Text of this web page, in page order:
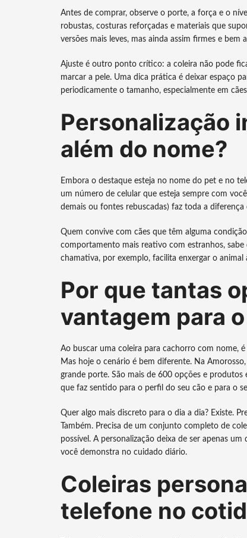
Antes de comprar, observe o porte, a força e o
robustas, costuras reforçadas e materiais que
versões mais leves, mas ainda assim firmes e bem
Ajuste é outro ponto crítico: a coleira não pode
marcar a pele. Uma dica prática é deixar espaço
periodicamente o tamanho, especialmente em
Personalização
além do nome?
Embora o destaque esteja no nome do pet e no
um número de celular que esteja sempre com
demais ou fontes rebuscadas) faz toda a
Quem convive com cães que têm alguma
comportamento mais reativo com estranhos,
chamativa, por exemplo, facilita enxergar o
Por que tantas
vantagem para
Ao buscar uma coleira para cachorro com nome,
Mas hoje o cenário é bem diferente. Na
grande porte. São mais de 600 opções e
que faz sentido para o perfil do seu cão e para o
Quer algo mais discreto para o dia a dia? Existe.
Também. Precisa de um conjunto completo de
possível. A personalização deixa de ser apenas
você demonstra no cuidado diário.
Coleiras
telefone no